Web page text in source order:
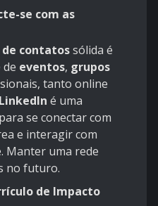
se com as
de contatossólida é
eventos, grupos
tanto online
LinkedIn é uma
se conectar com
e interagir com
Manter uma rede
no futuro.
de Impacto